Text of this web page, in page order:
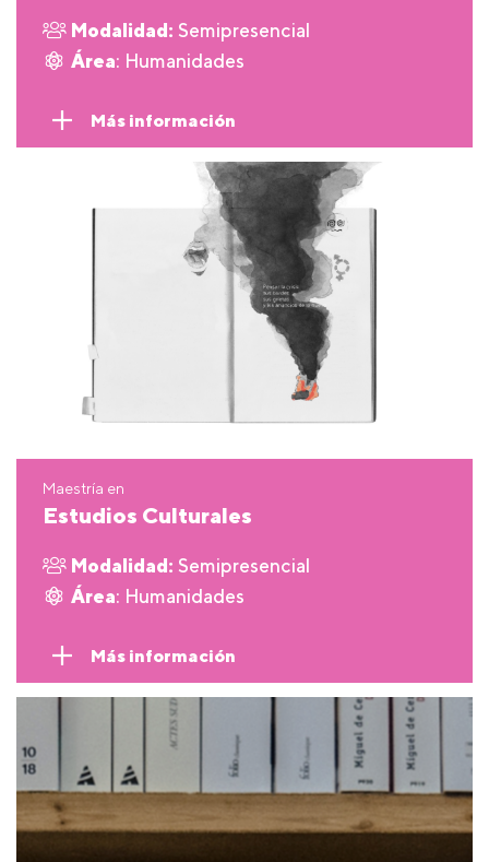
Modalidad: Semipresencial
Área: Humanidades
Más información
Maestría en
Estudios Culturales
Modalidad: Semipresencial
Área: Humanidades
Más información